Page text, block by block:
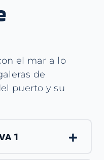
el mar a lo
de
puerto y su
1